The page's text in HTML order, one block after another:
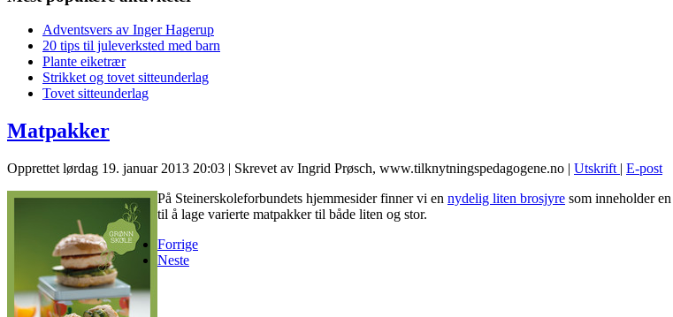
Adventsvers av Inger Hagerup
20 tips til juleverksted med barn
Plante eiketrær
Strikket og tovet sitteunderlag
Tovet sitteunderlag
Matpakker
Opprettet lørdag 19. januar 2013 20:03 | Skrevet av Ingrid Prøsch, www.tilknytningspedagogene.no | Utskrift | E-post
På Steinerskoleforbundets hjemmesider finner vi en nydelig liten brosjyre som inneholder
til å lage varierte matpakker til både liten og stor.
Forrige
Neste